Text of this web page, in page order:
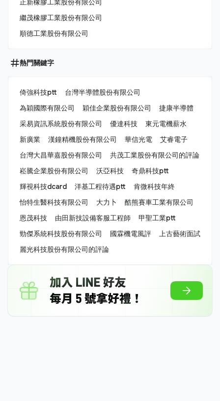
正新橡膠工業股份有限公司
繼茂橡膠工業股份有限公司
順德工業股份有限公司
熱門關鍵字
倚強科技ptt
台灣半導體股份有限公司
為穎國際有限公司
穎佳企業股份有限公司
捷康半導體
采易資訊系統股份有限公司
優達科技
東元電機薪水
新廣業
漢鐘精機股份有限公司 華信光電
艾睿電子
台灣大昌華嘉股份有限公司
共茂工業股份有限公司的評論
崧騰企業股份有限公司
沃亞科技
奇鼎科技ptt
輝視科技dcard
洋基工程待遇ptt
肯微科技年終
怡特生醫科技有限公司
大力卜
酷熊賽車工業有限公司
恩茂科技
由田新技設備客服工程師
甲聖工業ptt
勁傑系統科技股份有限公司
國霖機電風評
上古藝術面試
麗光科技股份有限公司的評論